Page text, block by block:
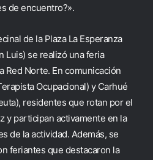
de encuentro?».
de la Plaza La Esperanza
Luis) se realizó una feria
Red Norte. En comunicación
Ocupacional) y Carhué
residentes que rotan por el
y participan activamente en la
de la actividad. Además, se
feriantes que destacaron la